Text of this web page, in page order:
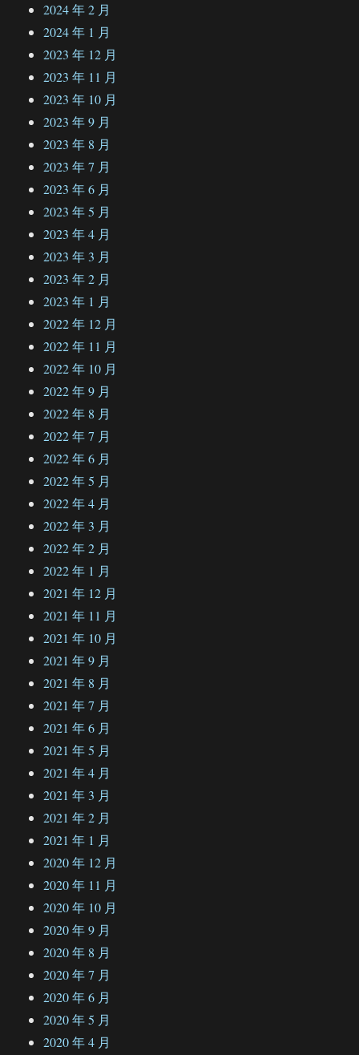
2024 年 2 月
2024 年 1 月
2023 年 12 月
2023 年 11 月
2023 年 10 月
2023 年 9 月
2023 年 8 月
2023 年 7 月
2023 年 6 月
2023 年 5 月
2023 年 4 月
2023 年 3 月
2023 年 2 月
2023 年 1 月
2022 年 12 月
2022 年 11 月
2022 年 10 月
2022 年 9 月
2022 年 8 月
2022 年 7 月
2022 年 6 月
2022 年 5 月
2022 年 4 月
2022 年 3 月
2022 年 2 月
2022 年 1 月
2021 年 12 月
2021 年 11 月
2021 年 10 月
2021 年 9 月
2021 年 8 月
2021 年 7 月
2021 年 6 月
2021 年 5 月
2021 年 4 月
2021 年 3 月
2021 年 2 月
2021 年 1 月
2020 年 12 月
2020 年 11 月
2020 年 10 月
2020 年 9 月
2020 年 8 月
2020 年 7 月
2020 年 6 月
2020 年 5 月
2020 年 4 月